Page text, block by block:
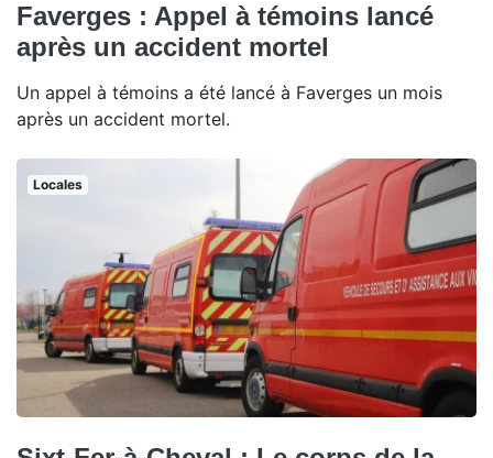
Faverges : Appel à témoins lancé
après un accident mortel
Un appel à témoins a été lancé à Faverges un mois
après un accident mortel.
Locales